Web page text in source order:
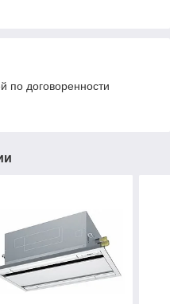
по договоренности